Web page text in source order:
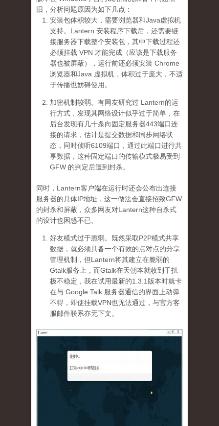
旧，分析问题原因为如下几点：
安装包体积较大，需要浏览器和Java虚拟机
支持。Lantern 安装程序下载后，还需要链
接服务器下载整个安装包，其中下载过程还
必须挂载 VPN 才能完成（应该是下载服务
器也被屏蔽），运行前还必须安装 Chrome
浏览器和Java 虚拟机，体积过于庞大，不适
于传播也妨碍使用。
加密机制较弱。有网友研究过 Lantern的运
行方式，发现其网络设计似乎过于简单，在
后台发现有几十条向固定服务器443端口连
接的请求，估计是提交数据和同步网络状
态，同时侦听6109端口，通过此端口进行共
享数据，这种固定端口的传输模式极易受到
GFW 的判定后遭到封杀。
同时，Lantern客户端在运行时还会公布出连接
服务器的具体IP地址，这一做法会直接招致GFW
的封杀和屏蔽，众多网友对Lantern这种自杀式
的设计也困惑不已。
好友模式过于脆弱。既然采取P2P模式共享
数据，就必须具备一个有效的点对点的分享
管理机制，但Lantern将其建立在脆弱的
Gtalk服务上，而Gtalk在天朝本就收到干扰
极不稳定，我在试用最新的1.3.1版本时就卡
在与 Google Talk 服务器通信的界面上动弹
不得，即使挂载VPN也无法通过，与官方客
服邮件联系亦无下文。